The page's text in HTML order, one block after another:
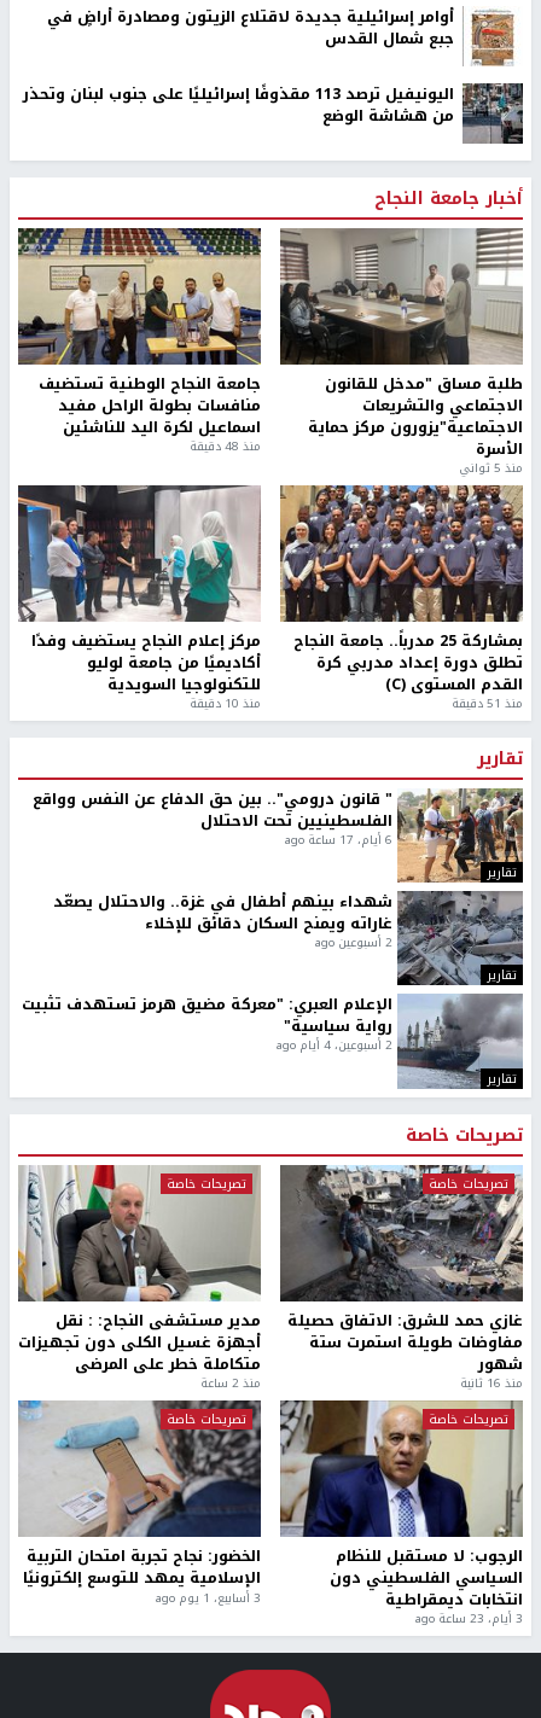
أوامر إسرائيلية جديدة لاقتلاع الزيتون ومصادرة أراضٍ في
جبع شمال القدس
اليونيفيل ترصد 113 مقذوفًا إسرائيليًا على جنوب لبنان وتحذر
من هشاشة الوضع
أخبار جامعة النجاح
طلبة مساق "مدخل للقانون
الاجتماعي والتشريعات
الاجتماعية"يزورون مركز حماية
الأسرة
منذ 5 ثواني
جامعة النجاح الوطنية تستضيف
منافسات بطولة الراحل مفيد
اسماعيل لكرة اليد للناشئين
منذ 48 دقيقة
بمشاركة 25 مدرباً.. جامعة النجاح
تطلق دورة إعداد مدربي كرة
القدم المستوى (C)
منذ 51 دقيقة
مركز إعلام النجاح يستضيف وفدًا
أكاديميًا من جامعة لوليو
للتكنولوجيا السويدية
منذ 10 دقيقة
تقارير
تقارير
" قانون درومي".. بين حق الدفاع عن النفس وواقع
الفلسطينيين تحت الاحتلال
6 أيام، 17 ساعة ago
تقارير
شهداء بينهم أطفال في غزة.. والاحتلال يصعّد
غاراته ويمنح السكان دقائق للإخلاء
2 أسبوعين ago
تقارير
الإعلام العبري: "معركة مضيق هرمز تستهدف تثبيت
رواية سياسية"
2 أسبوعين، 4 أيام ago
تصريحات خاصة
تصريحات خاصة
غازي حمد للشرق: الاتفاق حصيلة
مفاوضات طويلة استمرت ستة
شهور
منذ 16 ثانية
تصريحات خاصة
مدير مستشفى النجاح: : نقل
أجهزة غسيل الكلى دون تجهيزات
متكاملة خطر على المرضى
منذ 2 ساعة
تصريحات خاصة
الرجوب: لا مستقبل للنظام
السياسي الفلسطيني دون
انتخابات ديمقراطية
3 أيام، 23 ساعة ago
تصريحات خاصة
الخضور: نجاح تجربة امتحان التربية
الإسلامية يمهد للتوسع إلكترونيًا
3 أسابيع، 1 يوم ago